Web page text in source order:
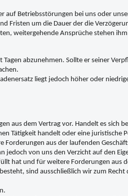
auf Betriebsstörungen bei uns oder
Fristen um die Dauer der die
weitergehende Ansprüche stehen
abzunehmen. Sollte er seiner
liegt jedoch höher oder
aus dem Vertrag vor. Handelt es sich
Tätigkeit handelt oder eine juristische
aus der laufenden
jedoch von uns den Verzicht auf den
hat und für weitere Forderungen aus
sind ausschließlich wir zum Recht